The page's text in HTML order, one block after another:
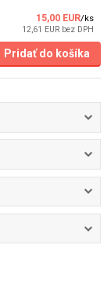
15,00 EUR/ks
12,61 EUR bez DPH
Pridať do košíka